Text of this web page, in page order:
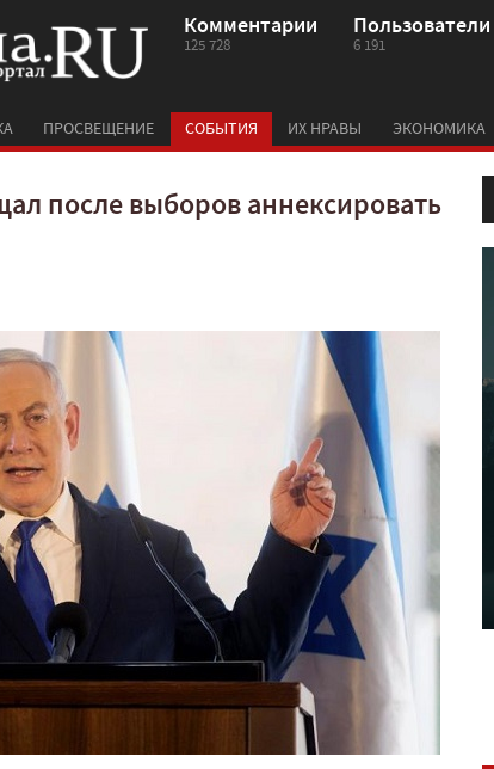
Комментарии
125 728
Пользователи
6 191
ПРОСВЕЩЕНИЕ СОБЫТИЯ ИХ НРАВЫ ЭКОНОМИКА
после выборов аннексировать